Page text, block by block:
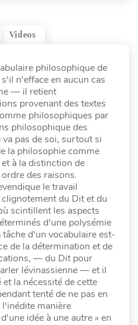
Videos
philosophique de
n'efface en aucun cas
— il retient
provenant des textes
philosophiques par
philosophique des
pas de soi, surtout si
la philosophie comme
à la distinction de
des raisons.
le travail
du Dit et du
scintillent les aspects
d'une polysémie
d'un vocabulaire est-
de la détermination et de
— du Dit pour
lévinassienne — et il
la nécessité de cette
tenté de ne pas en
manière
idée à une autre » en